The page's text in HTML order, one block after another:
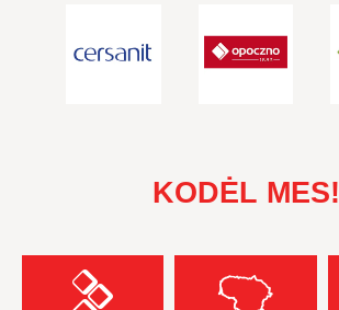
KODĖL MES!